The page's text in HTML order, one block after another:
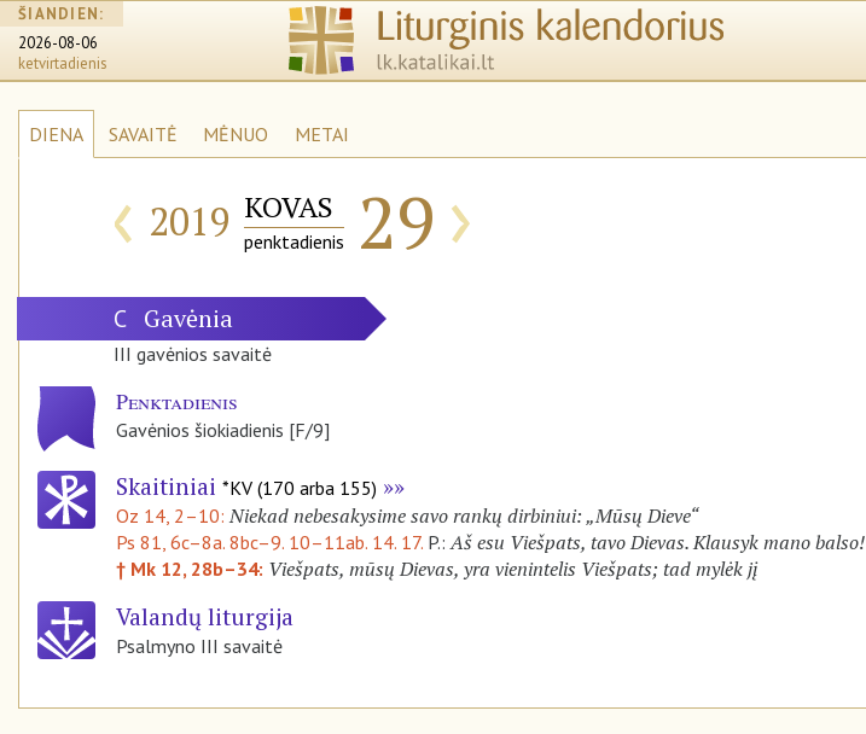
ŠIANDIEN:
2026-08-06
ketvirtadienis
DIENA SAVAITĖ MĖNUO METAI
‹ 2019 KOVAS
penktadienis 29 ›
C Gavėnia
III gavėnios savaitė
Penktadienis
Gavėnios šiokiadienis [F/9]
Skaitiniai *KV (170 arba 155)
Oz 14, 2–10: Niekad nebesakysime savo rankų dirbiniui: „Mūsų Dieve“
Ps 81, 6c–8a. 8bc–9. 10–11ab. 14. 17. P.: Aš esu Viešpats, tavo Dievas. Klausyk mano balso!
† Mk 12, 28b–34: Viešpats, mūsų Dievas, yra vienintelis Viešpats; tad mylėk jį
Valandų liturgija
Psalmyno III savaitė